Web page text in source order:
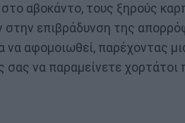
αβοκάντο, τους ξηρούς
στην επιβράδυνση της
να αφομοιωθεί, παρέχοντας
να παραμείνετε χορτάτοι